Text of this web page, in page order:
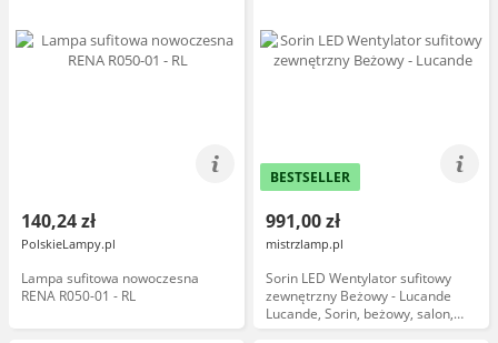
140,24 zł
PolskieLampy.pl
Lampa sufitowa nowoczesna
RENA R050-01 - RL
BESTSELLER
991,00 zł
mistrzlamp.pl
Sorin LED Wentylator sufitowy
zewnętrzny Beżowy - Lucande
Lucande, Sorin, beżowy, salon,
metal, nowoczesny